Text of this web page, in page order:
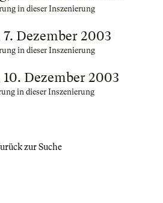
in dieser Inszenierung
Dezember 2003
in dieser Inszenierung
Dezember 2003
in dieser Inszenierung
zur Suche